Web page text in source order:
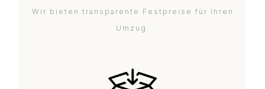
Wir bieten transparente Festpreise für Ihren
Umzug.